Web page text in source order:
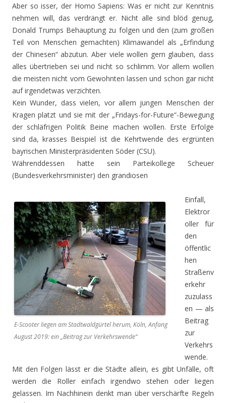
Aber so isser, der Homo Sapiens: Was er nicht zur Kenntnis
nehmen will, das verdrängt er. Nicht alle sind blöd genug,
Donald Trumps Behauptung zu folgen und den (zum großen
Teil von Menschen gemachten) Klimawandel als „Erfindung
der Chinesen“ abzutun. Aber viele wollen gern glauben, dass
alles übertrieben sei und nicht so schlimm. Vor allem wollen
die meisten nicht vom Gewohnten lassen und schon gar nicht
auf irgendetwas verzichten.
Kein Wunder, dass vielen, vor allem jungen Menschen der
Kragen platzt und sie mit der „Fridays-for-Future“-Bewegung
der schläfrigen Politik Beine machen wollen. Erste Erfolge
sind da, krasses Beispiel ist die Kehrtwende des ergrünten
bayrischen Ministerpräsidenten Söder (CSU).
Währenddessen hatte sein Parteikollege Scheuer
(Bundesverkehrsminister) den grandiosen
E-Scooter liegen am Stadtwaldgürtel herum, Köln, Anfang
August 2019: ein „Beitrag zur Verkehrswende“
Einfall,
Elektror
oller für
den
öffentlic
hen
Straßenv
erkehr
zuzulass
en — als
Beitrag
zur
Verkehrs
wende.
Mit den Folgen lässt er die Städte allein, es gibt Unfälle, oft
werden die Roller einfach irgendwo stehen oder liegen
gelassen. Im Nachhinein denkt man über verschärfte Regeln